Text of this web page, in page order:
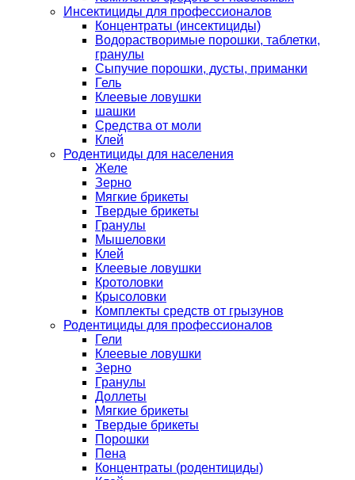
Инсектициды для профессионалов
Концентраты (инсектициды)
Водорастворимые порошки, таблетки,
гранулы
Сыпучие порошки, дусты, приманки
Гель
Клеевые ловушки
шашки
Средства от моли
Клей
Родентициды для населения
Желе
Зерно
Мягкие брикеты
Твердые брикеты
Гранулы
Мышеловки
Клей
Клеевые ловушки
Кротоловки
Крысоловки
Комплекты средств от грызунов
Родентициды для профессионалов
Гели
Клеевые ловушки
Зерно
Гранулы
Доллеты
Мягкие брикеты
Твердые брикеты
Порошки
Пена
Концентраты (родентициды)